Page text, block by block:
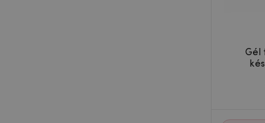
Gél